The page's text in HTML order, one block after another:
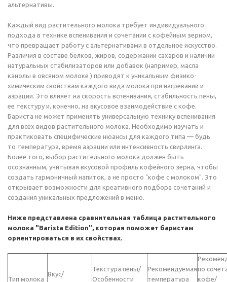
альтернативы.
Каждый вид растительного молока требует индивидуального
подхода в технике вспенивания и сочетании с кофейным зерном,
что превращает работу с альтернативами в отдельное искусство.
Различия в составе белков, жиров, содержании сахаров и наличии
натуральных стабилизаторов или добавок (например, масла
канолы в овсяном молоке ) приводят к уникальным физико-
химическим свойствам каждого вида молока при нагревании и
аэрации. Это влияет на скорость вспенивания, стабильность пены,
ее текстуру и, конечно, на вкусовое взаимодействие с кофе.
Бариста не может применять универсальную технику вспенивания
для всех видов растительного молока. Необходимо изучать и
практиковать специфические нюансы для каждого типа — будь
то температура, время аэрации или интенсивность свирлинга.
Более того, выбор растительного молока должен быть
осознанным, учитывая вкусовой профиль кофейного зерна, чтобы
создать гармоничный напиток, а не просто "кофе с молоком". Это
открывает возможности для креативного подбора сочетаний и
создания уникальных предложений в меню.
Ниже представлена сравнительная таблица растительного
молока "Barista Edition", которая поможет баристам
ориентироваться в их свойствах.
Тип молока
Вкус/
Текстура пены/
Особенности
Рекомендуемая
температура
по
кофе/